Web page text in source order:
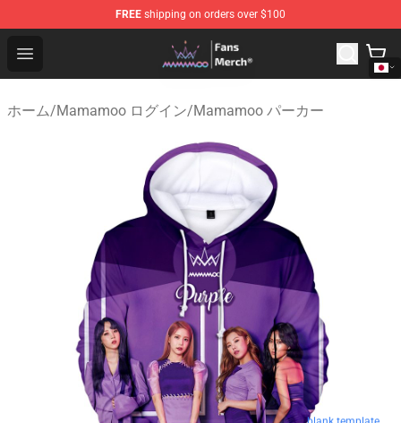
FREE shipping on orders over $100
Open menu
Mamamoo Store - Official Mamamoo Merchandise Shop
ホーム/Mamamoo ログイン/Mamamoo パーカー
blank template